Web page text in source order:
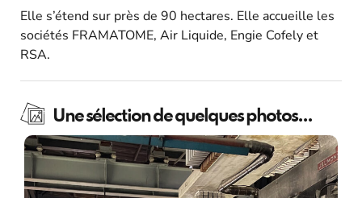
Elle s’étend sur près de 90 hectares. Elle accueille les
sociétés FRAMATOME, Air Liquide, Engie Cofely et
RSA.
Une sélection de quelques photos...